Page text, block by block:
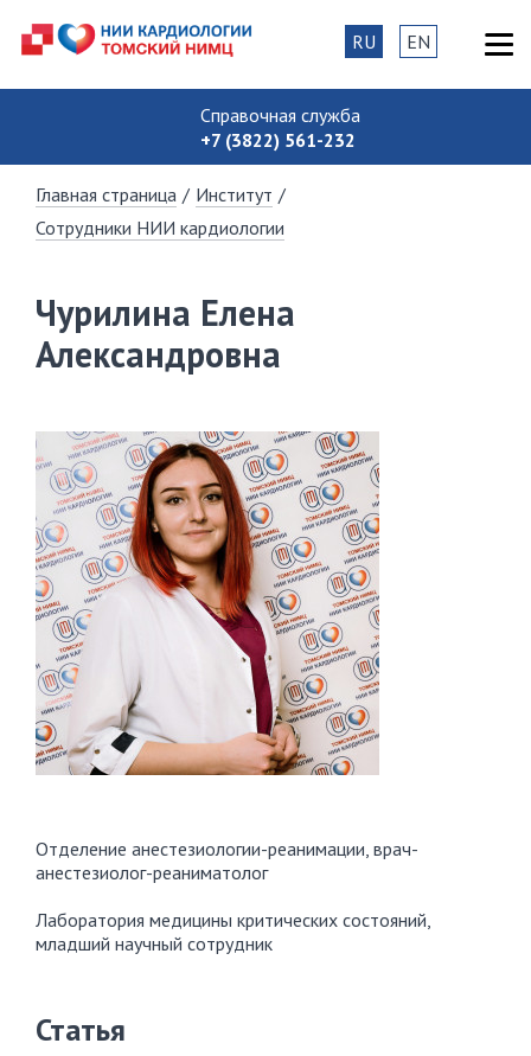
Справочная служба
+7 (3822) 561-232
RU EN
Главная страница / Институт /
Сотрудники НИИ кардиологии
Чурилина Елена
Александровна
Отделение анестезиологии-реанимации, врач-
анестезиолог-реаниматолог
Лаборатория медицины критических состояний,
младший научный сотрудник
Статья